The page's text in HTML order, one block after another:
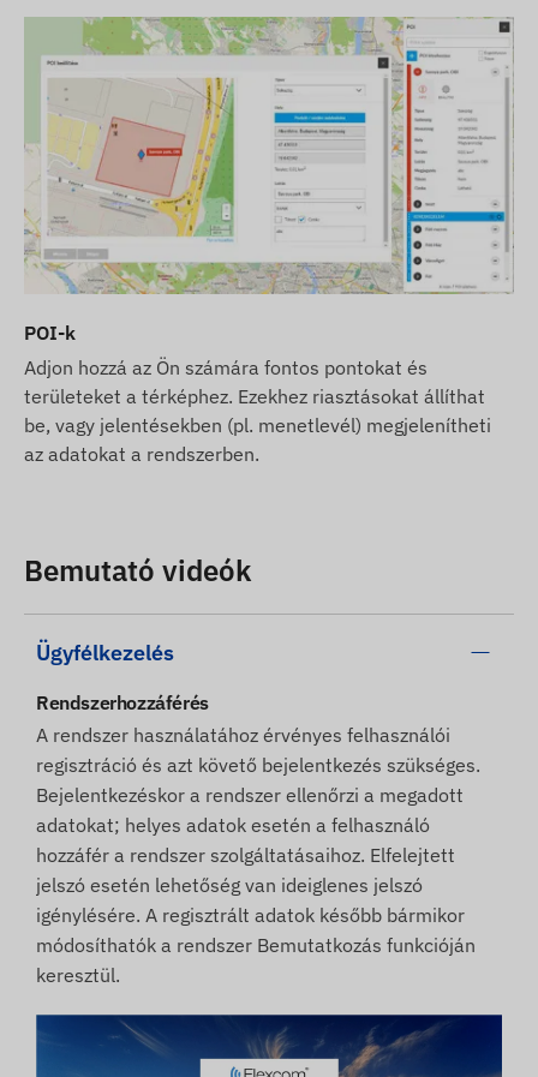
POI-k
Adjon hozzá az Ön számára fontos pontokat és
területeket a térképhez. Ezekhez riasztásokat állíthat
be, vagy jelentésekben (pl. menetlevél) megjelenítheti
az adatokat a rendszerben.
Bemutató videók
Ügyfélkezelés
Rendszerhozzáférés
A rendszer használatához érvényes felhasználói
regisztráció és azt követő bejelentkezés szükséges.
Bejelentkezéskor a rendszer ellenőrzi a megadott
adatokat; helyes adatok esetén a felhasználó
hozzáfér a rendszer szolgáltatásaihoz. Elfelejtett
jelszó esetén lehetőség van ideiglenes jelszó
igénylésére. A regisztrált adatok később bármikor
módosíthatók a rendszer Bemutatkozás funkcióján
keresztül.